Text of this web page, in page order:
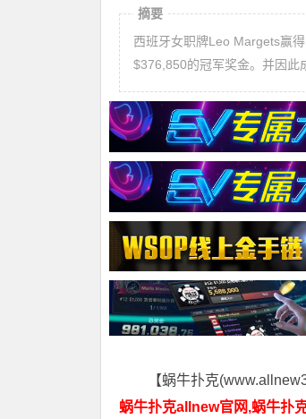
摘要
西班牙女职牌Leo Margets赢
$376,850的冠军奖金。并因此
【蜗牛扑克
蜗牛扑克allnew官网,蜗牛扑